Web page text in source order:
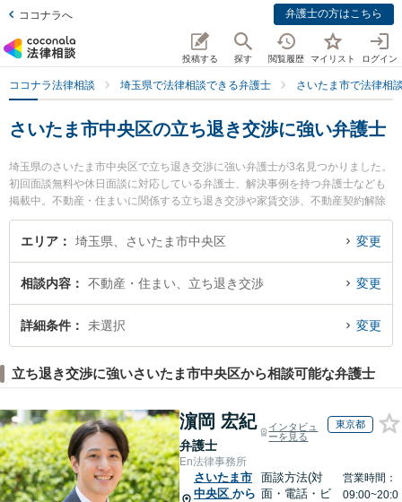
ココナラへ 弁護士の方はこちら
投稿する 探す 閲覧履歴 マイリスト ログイン
ココナラ法律相談 埼玉県で法律相談できる弁護士 さいたま市で法律相
さいたま市中央区の立ち退き交渉に強い弁護士
埼玉県のさいたま市中央区で立ち退き交渉に強い弁護士が3名見つかりました。
初回面談無料や休日面談に対応している弁護士、解決事例を持つ弁護士なども
掲載中。不動産・住まいに関係する立ち退き交渉や家賃交渉、不動産契約解除
等の細かな分野での絞り込み検索もでき便利です。特にSINTO法律事務所の鈴
木 秀二弁護士や安里総合法律事務所の安里 国之助弁護士、さいたま新都心法律
ブルを今すぐに弁護士に相談したい』『立ち退き交渉のトラブル解決の実績豊
富な近くの弁護士を検索したい』『初回相談無料で立ち退き交渉を法律相談で
きるさいたま市中央区内の弁護士に相談予約したい』などでお困りの相談者さ
エリア 埼玉県、さいたま市中央区 変更
相談内容 不動産・住まい、立ち退き交渉 変更
詳細条件 未選択 変更
立ち退き交渉に強いさいたま市中央区から相談可能な弁護士
濵岡 宏紀
弁護士
インタビュ
ーを見る
東京都
En法律事務所
さいたま市
中央区 から
面談方法(対
面・電話・ビ
営業時間：
09:00~20:0